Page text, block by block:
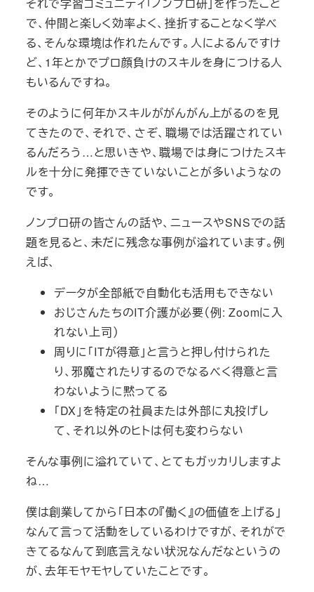
で、仲間と楽しく効率よく、挫折することなく学べ
る、そんな環境は作れたんです。人によるんですけ
ど、1年とかでプロ顔負けのスキルを身につける人
もいるんですね。
そのように何年かスキルががんがん上がるのを見
てきたので、それで、さぞ、職場では活躍されてい
るんだろう…と思いきや、職場では身につけたスキ
ルを十分に発揮できていないことが多いようなの
です。
ノンプロ研の皆さんの話や、ニュースやSNSでの話
題を見ると、未だに残念な事例が溢れています。例
えば、
データが全部紙で自動化も活用もできない
おじさんたちのIT介護が必要（例: Zoomに入
れない上司）
周りに「ITが得意」と言うと押し付けられた
り、邪魔されたりするのでなるべく得意と言
わないように黙ってる
「DX」を特定の社員または外部に丸投げし
て、それ以外のヒトは何も変わらない
そんな事例に溢れていて、とてもガッカリしますよ
ね…
僕は創業してから「日本の『働く』の価値を上げる」
なんて言って活動をしているわけですが、それがで
きてるなんて到底言えない状況なんだなというの
が、去年モヤモヤしていたことです。